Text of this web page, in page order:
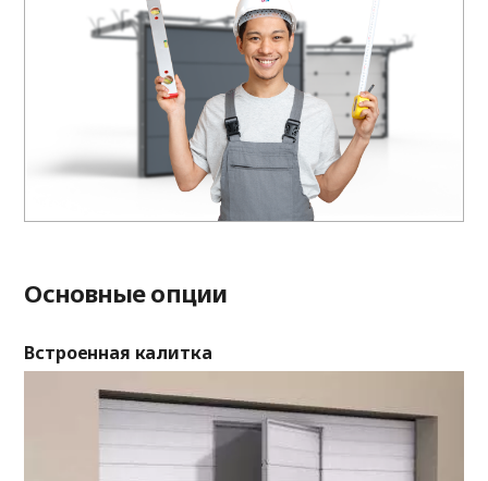
Основные опции
Встроенная калитка